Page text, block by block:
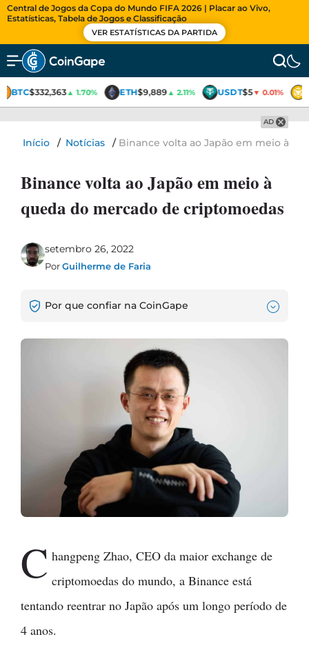
Central de Jogos da Copa do Mundo FIFA 2026 | Placar ao Vivo,
Estatísticas, Tabela de Jogos e Classificação
VER ESTATÍSTICAS DA PARTIDA
BTC$332,363▲ 1.70% ETH$9,889▲ 2.11% USDT$5▼ 0.01%
AD
Início / Notícias / Binance volta ao Japão em meio à
Binance volta ao Japão em meio à
queda do mercado de criptomoedas
setembro 26, 2022
PorGuilherme de Faria
Por que confiar na CoinGape
C hangpeng Zhao, CEO da maior exchange de
criptomoedas do mundo, a Binance está
tentando reentrar no Japão após um longo período de
4 anos.